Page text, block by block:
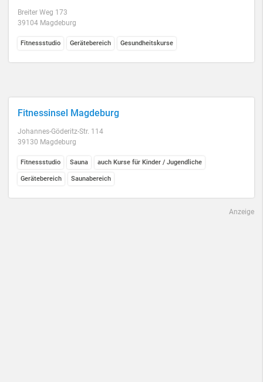
Breiter Weg 173
39104 Magdeburg
Fitnessstudio Gerätebereich Gesundheitskurse
Fitnessinsel Magdeburg
Johannes-Göderitz-Str. 114
39130 Magdeburg
Fitnessstudio Sauna auch Kurse für Kinder / Jugendliche
Gerätebereich Saunabereich
Anzeige